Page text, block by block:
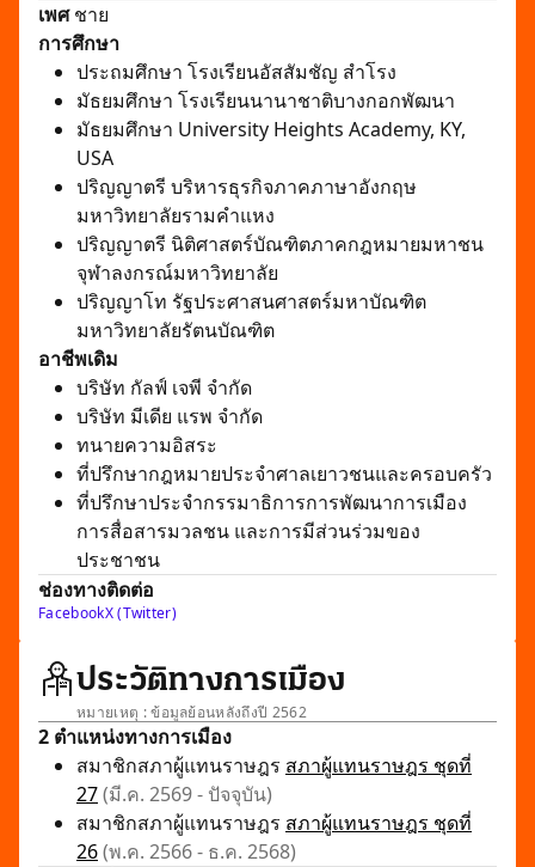
เพศชาย
การศึกษา
ประถมศึกษา โรงเรียนอัสสัมชัญ สำโรง
มัธยมศึกษา โรงเรียนนานาชาติบางกอกพัฒนา
มัธยมศึกษา University Heights Academy, KY,
USA
ปริญญาตรี บริหารธุรกิจภาคภาษาอังกฤษ
มหาวิทยาลัยรามคำแหง
ปริญญาตรี นิติศาสตร์บัณฑิตภาคกฎหมายมหาชน
จุฬาลงกรณ์มหาวิทยาลัย
ปริญญาโท รัฐประศาสนศาสตร์มหาบัณฑิต
มหาวิทยาลัยรัตนบัณฑิต
อาชีพเดิม
บริษัท กัลฟ์ เจพี จำกัด
บริษัท มีเดีย แรพ จำกัด
ทนายความอิสระ
ที่ปรึกษากฎหมายประจำศาลเยาวชนและครอบครัว
ที่ปรึกษาประจำกรรมาธิการการพัฒนาการเมือง
การสื่อสารมวลชน และการมีส่วนร่วมของ
ประชาชน
ช่องทางติดต่อ
FacebookX (Twitter)
ประวัติทางการเมือง
หมายเหตุ : ข้อมูลย้อนหลังถึงปี 2562
2 ตำแหน่งทางการเมือง
สมาชิกสภาผู้แทนราษฎร สภาผู้แทนราษฎร ชุดที่
27(มี.ค. 2569 - ปัจจุบัน)
สมาชิกสภาผู้แทนราษฎร สภาผู้แทนราษฎร ชุดที่
26(พ.ค. 2566 - ธ.ค. 2568)